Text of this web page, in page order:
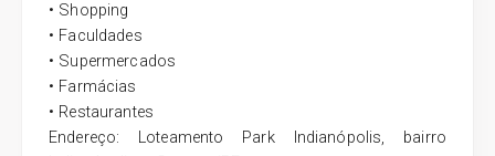
• Shopping
• Faculdades
• Supermercados
• Farmácias
• Restaurantes
Endereço: Loteamento Park Indianópolis, bairro